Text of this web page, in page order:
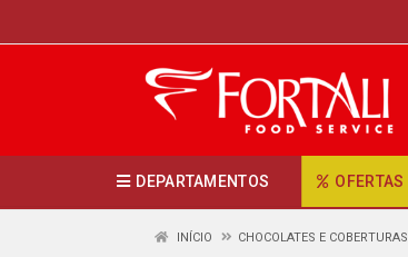
DEPARTAMENTOS OFERTAS
INÍCIO CHOCOLATES E COBERTURAS